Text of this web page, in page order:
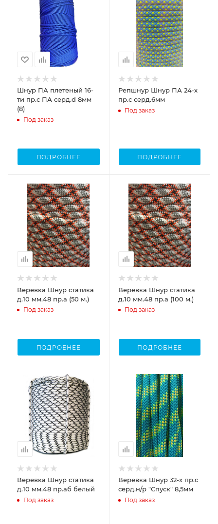
Шнур ПА плетеный 16-
ти пр.с ПА серд.d 8мм
(8)
Под заказ
ПОДРОБНЕЕ
Репшнур Шнур ПА 24-х
пр.с серд.6мм
Под заказ
ПОДРОБНЕЕ
Веревка Шнур статика
д.10 мм.48 пр.а (50 м.)
Под заказ
ПОДРОБНЕЕ
Веревка Шнур статика
д.10 мм.48 пр.а (100 м.)
Под заказ
ПОДРОБНЕЕ
Веревка Шнур статика
д.10 мм.48 пр.аб белый
Под заказ
Веревка Шнур 32-х пр.с
серд.н/р "Спуск" 8,5мм
Под заказ